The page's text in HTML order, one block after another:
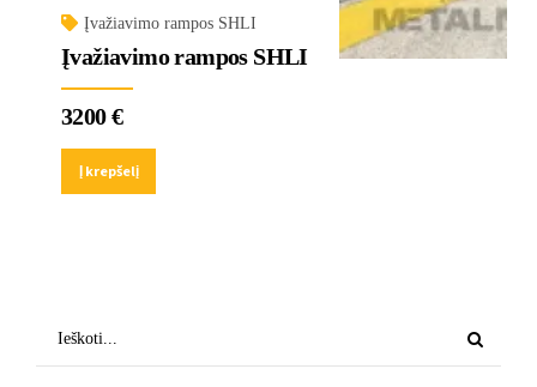
Įvažiavimo rampos SHLI
Įvažiavimo rampos SHLI
3200€
Į krepšelį